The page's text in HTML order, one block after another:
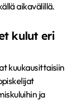
aikavälillä.
kulut eri
kuukausittaisiin
ja